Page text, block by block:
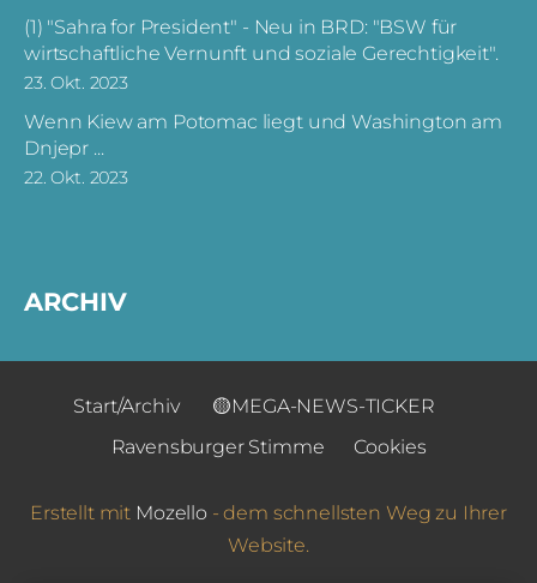
(1) "Sahra for President" - Neu in BRD: "BSW für
wirtschaftliche Vernunft und soziale Gerechtigkeit".
23. Okt. 2023
Wenn Kiew am Potomac liegt und Washington am
Dnjepr ...
22. Okt. 2023
ARCHIV
Start/Archiv
🟡MEGA-NEWS-TICKER
Ravensburger Stimme
Cookies
Erstellt mit Mozello - dem schnellsten Weg zu Ihrer
Website.